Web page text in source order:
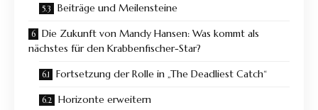
Beiträge und Meilensteine
Die Zukunft von Mandy Hansen: Was kommt als
nächstes für den Krabbenfischer-Star?
Fortsetzung der Rolle in „The Deadliest Catch“
Horizonte erweitern